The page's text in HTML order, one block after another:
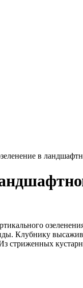
в
Клубнику
стриженных